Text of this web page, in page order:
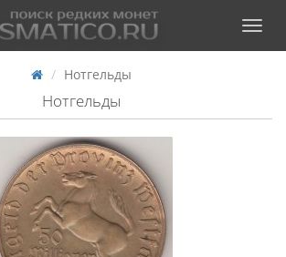
Нотгельды
Нотгельды